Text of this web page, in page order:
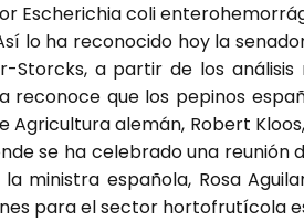
Escherichia coli
lo ha reconocido hoy la
Storcks, a partir de los
reconoce que los pepinos
Agricultura alemán, Robert
se ha celebrado una reunión
la ministra española, Rosa
para el sector hortofrutícola